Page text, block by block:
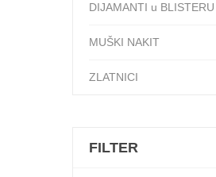
DIJAMANTI u BLISTERU
MUŠKI NAKIT
ZLATNICI
FILTER